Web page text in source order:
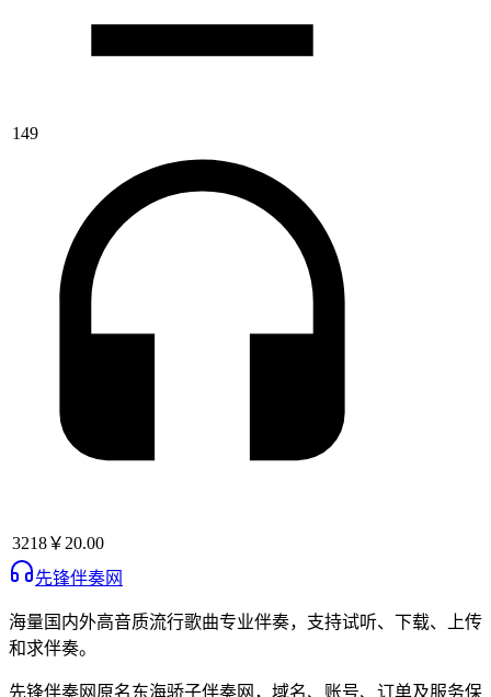
149
3218￥20.00
先锋伴奏网
海量国内外高音质流行歌曲专业伴奏，支持试听、下载、上传
和求伴奏。
先锋伴奏网 原名东海骄子伴奏网 ，域名、账号、订单及服务保